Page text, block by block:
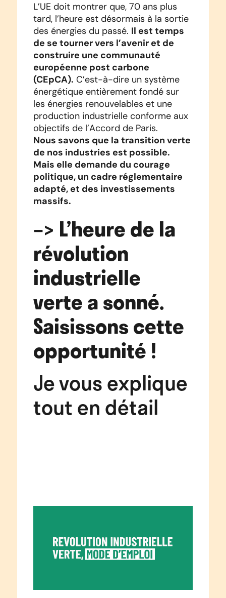
L’UE doit montrer que, 70 ans plus
tard, l’heure est désormais à la sortie
des énergies du passé. Il est temps
de se tourner vers l’avenir et de
construire une communauté
européenne post carbone
(CEpCA). C’est-à-dire un système
énergétique entièrement fondé sur
les énergies renouvelables et une
production industrielle conforme aux
objectifs de l’Accord de Paris.
Nous savons que la transition verte
de nos industries est possible.
Mais elle demande du courage
politique, un cadre réglementaire
adapté, et des investissements
massifs.
–> L’heure de la
révolution
industrielle
verte a sonné.
Saisissons cette
opportunité !
Je vous explique
tout en détail